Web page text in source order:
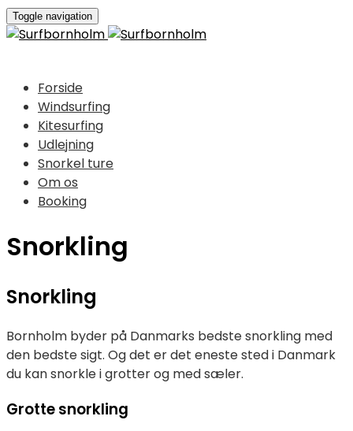
Toggle navigation
Forside
Windsurfing
Kitesurfing
Udlejning
Snorkel ture
Om os
Booking
Snorkling
Snorkling
Bornholm byder på Danmarks bedste snorkling med
den bedste sigt. Og det er det eneste sted i Danmark
du kan snorkle i grotter og med sæler.
Grotte snorkling